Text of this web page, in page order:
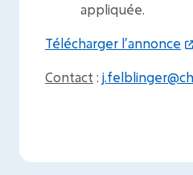
appliquée.
Télécharger l’annonce
Contact :